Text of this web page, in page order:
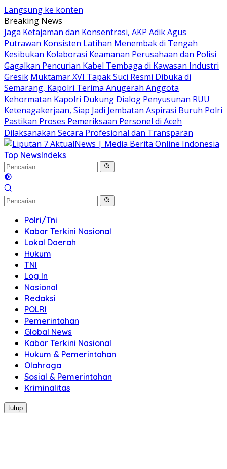
Langsung ke konten
Breaking News
Jaga Ketajaman dan Konsentrasi, AKP Adik Agus
Putrawan Konsisten Latihan Menembak di Tengah
Kesibukan Kolaborasi Keamanan Perusahaan dan Polisi
Gagalkan Pencurian Kabel Tembaga di Kawasan Industri
Gresik Muktamar XVI Tapak Suci Resmi Dibuka di
Semarang, Kapolri Terima Anugerah Anggota
Kehormatan Kapolri Dukung Dialog Penyusunan RUU
Ketenagakerjaan, Siap Jadi Jembatan Aspirasi Buruh Polri
Pastikan Proses Pemeriksaan Personel di Aceh
Dilaksanakan Secara Profesional dan Transparan
Top NewsIndeks
Polri/Tni
Kabar Terkini Nasional
Lokal Daerah
Hukum
TNI
Log In
Nasional
Redaksi
POLRI
Pemerintahan
Global News
Kabar Terkini Nasional
Hukum & Pemerintahan
Olahraga
Sosial & Pemerintahan
Kriminalitas
tutup